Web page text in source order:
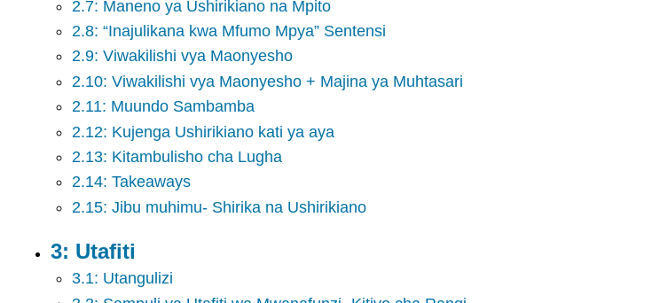
2.7: Maneno ya Ushirikiano na Mpito
2.8: “Inajulikana kwa Mfumo Mpya” Sentensi
2.9: Viwakilishi vya Maonyesho
2.10: Viwakilishi vya Maonyesho + Majina ya Muhtasari
2.11: Muundo Sambamba
2.12: Kujenga Ushirikiano kati ya aya
2.13: Kitambulisho cha Lugha
2.14: Takeaways
2.15: Jibu muhimu- Shirika na Ushirikiano
3: Utafiti
3.1: Utangulizi